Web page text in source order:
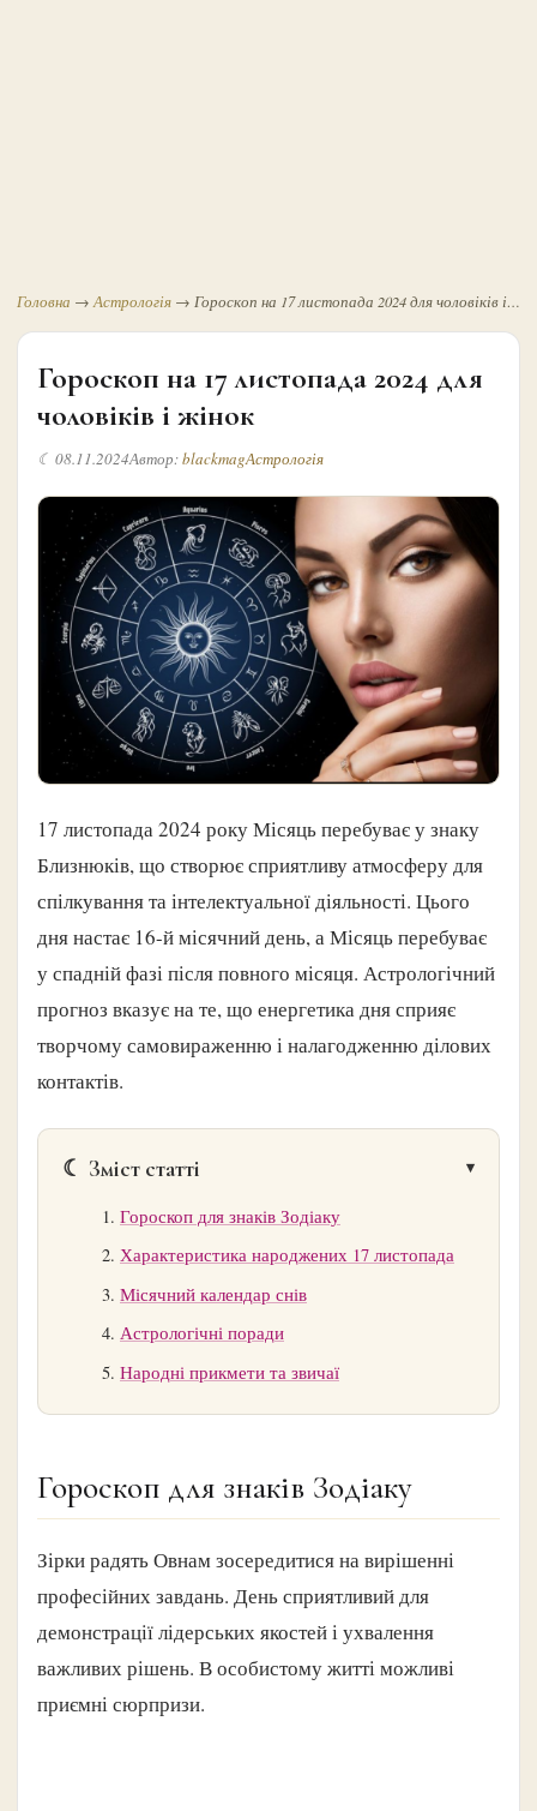
Головна → Астрологія → Гороскоп на 17 листопада 2024 для чоловіків і…
Гороскоп на 17 листопада 2024 для
чоловіків і жінок
☾ 08.11.2024Автор:blackmagАстрологія
17 листопада 2024 року Місяць перебуває у знаку
Близнюків, що створює сприятливу атмосферу для
спілкування та інтелектуальної діяльності. Цього
дня настає 16-й місячний день, а Місяць перебуває
у спадній фазі після повного місяця. Астрологічний
прогноз вказує на те, що енергетика дня сприяє
творчому самовираженню і налагодженню ділових
контактів.
☾ Зміст статті
Гороскоп для знаків Зодіаку
Характеристика народжених 17 листопада
Місячний календар снів
Астрологічні поради
Народні прикмети та звичаї
Гороскоп для знаків Зодіаку
Зірки радять Овнам зосередитися на вирішенні
професійних завдань. День сприятливий для
демонстрації лідерських якостей і ухвалення
важливих рішень. В особистому житті можливі
приємні сюрпризи.